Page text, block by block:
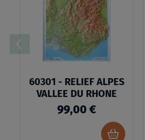
60301 - RELIEF ALPES
VALLEE DU RHONE
99,00 €
Ajouter